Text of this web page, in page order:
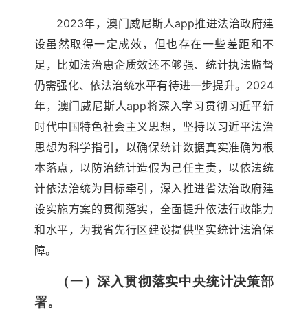
2023年，澳门威尼斯人app推进法治政府建
设虽然取得一定成效，但也存在一些差距和不
足，比如法治惠企质效还不够强、统计执法监督
仍需强化、依法治统水平有待进一步提升。2024
年，澳门威尼斯人app将深入学习贯彻习近平新
时代中国特色社会主义思想，坚持以习近平法治
思想为科学指引，以确保统计数据真实准确为根
本落点，以防治统计造假为己任主责，以依法统
计依法治统为目标牵引，深入推进省法治政府建
设实施方案的贯彻落实，全面提升依法行政能力
和水平，为我省先行区建设提供坚实统计法治保
障。
（一）深入贯彻落实中央统计决策部
署。